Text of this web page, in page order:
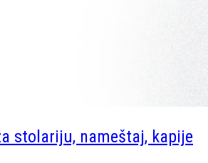
stolariju, nameštaj, kapije